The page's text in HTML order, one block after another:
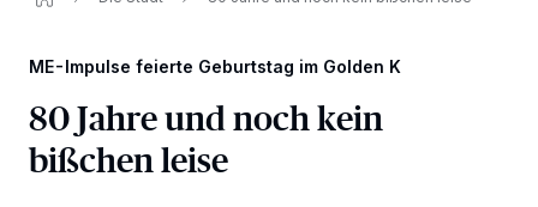
ME-Impulse feierte Geburtstag im Golden K
80 Jahre und noch kein
bißchen leise
Wir und unsere218
-Partner speichern und greifen auf
personenbezogene Daten wie Browserdaten oder eindeutige
Kennungen auf Ihrem Gerät zu. Durch Auswahl von OK aktivieren Sie